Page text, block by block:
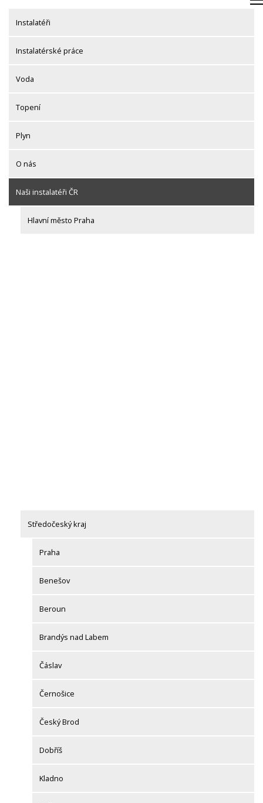
contentInstalatéři
Instalatérské práce
Voda
Topení
Plyn
O nás
Naši instalatéři ČR
Hlavní město Praha
Středočeský kraj
Praha
Benešov
Beroun
Brandýs nad Labem
Čáslav
Černošice
Český Brod
Dobříš
Kladno